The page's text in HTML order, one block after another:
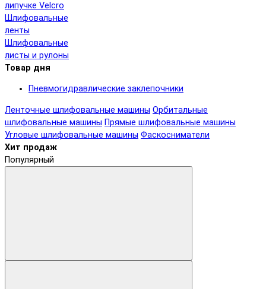
липучке Velcro
Шлифовальные
ленты
Шлифовальные
листы и рулоны
Товар дня
Пневмогидравлические заклепочники
Ленточные шлифовальные машины Орбитальные
шлифовальные машины Прямые шлифовальные машины
Угловые шлифовальные машины Фаскосниматели
Хит продаж
Популярный